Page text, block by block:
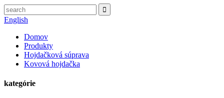
English
Domov
Produkty
Hojdačková súprava
Kovová hojdačka
kategórie